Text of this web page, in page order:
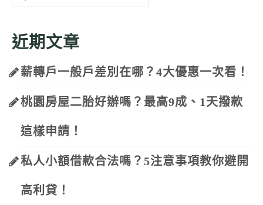
for:
近期文章
薪轉戶一般戶差別在哪？4大優惠一次看！
桃園房屋二胎好辦嗎？最高9成、1天撥款
這樣申請！
私人小額借款合法嗎？5注意事項教你避開
高利貸！